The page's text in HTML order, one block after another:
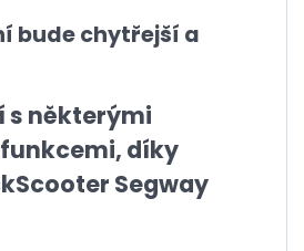
bude chytřejší a
s některými
díky
Segway